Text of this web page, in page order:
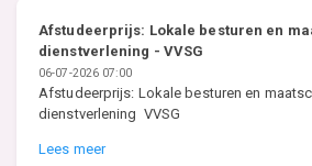
Afstudeerprijs: Lokale besturen en
dienstverlening - VVSG
06-07-2026 07:00
Afstudeerprijs: Lokale besturen en
dienstverlening VVSG
Lees meer